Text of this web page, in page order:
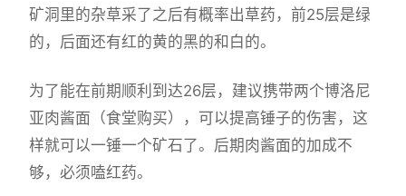
矿洞里的杂草采了之后有概率出草药，前25层是绿
的，后面还有红的黄的黑的和白的。
为了能在前期顺利到达26层，建议携带两个博洛尼
亚肉酱面（食堂购买），可以提高锤子的伤害，这
样就可以一锤一个矿石了。后期肉酱面的加成不
够，必须嗑红药。